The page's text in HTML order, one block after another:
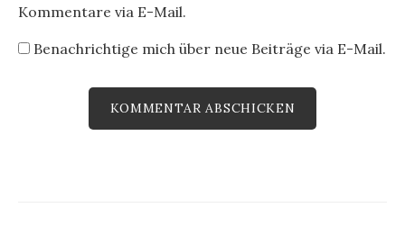
Kommentare via E-Mail.
Benachrichtige mich über neue Beiträge via E-Mail.